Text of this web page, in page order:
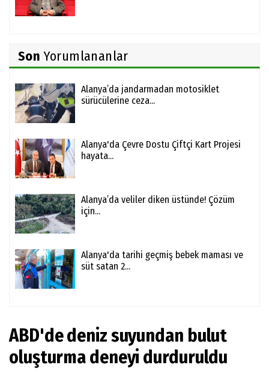
Son Yorumlananlar
Alanya’da jandarmadan motosiklet
sürücülerine ceza...
Alanya'da Çevre Dostu Çiftçi Kart Projesi
hayata...
Alanya’da veliler diken üstünde! Çözüm
için...
Alanya'da tarihi geçmiş bebek maması ve
süt satan 2...
ABD'de deniz suyundan bulut
oluşturma deneyi durduruldu